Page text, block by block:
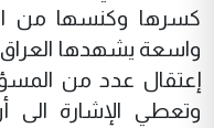
كسرها وكنسها من
إعتقال عدد من
وتعطي الإشارة الى